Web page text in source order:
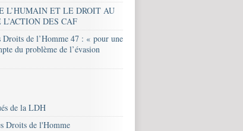
L’HUMAIN ET LE DROIT AU
L’ACTION DES CAF
Droits de l’Homme 47 : « pour une
du problème de l’évasion
de la LDH
Droits de l'Homme